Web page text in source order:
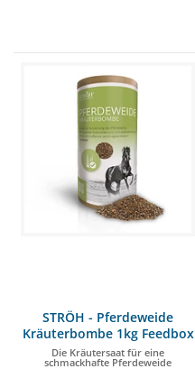
STRÖH - Pferdeweide
Kräuterbombe 1kg Feedbox
Dose
Die Kräutersaat für eine
schmackhafte Pferdeweide